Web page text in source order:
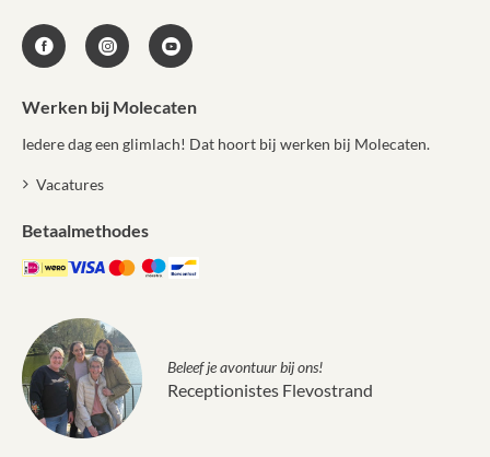
Werken bij Molecaten
Iedere dag een glimlach! Dat hoort bij werken bij Molecaten.
Vacatures
Betaalmethodes
Beleef je avontuur bij ons!
Receptionistes Flevostrand